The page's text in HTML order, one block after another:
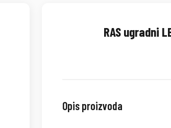
RAS ugradni
Opis proizvoda